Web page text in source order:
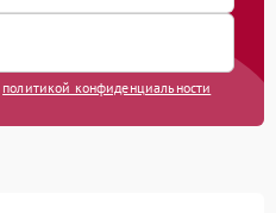
политикой конфиденциальности